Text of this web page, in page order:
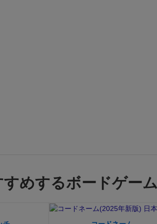
めするボードゲーム